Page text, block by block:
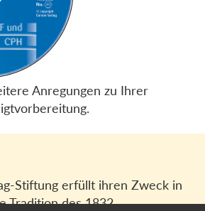
Anregungen zu Ihrer
Stiftung erfüllt ihren Zweck in
Tradition des 1832